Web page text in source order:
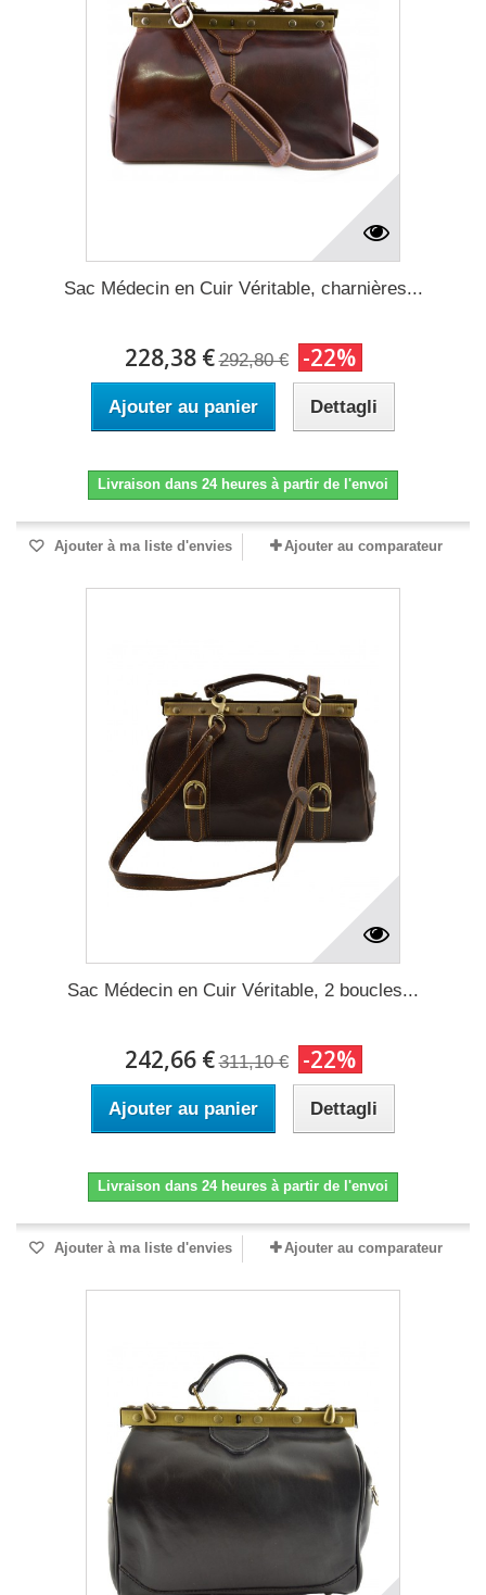
Sac Médecin en Cuir Véritable, charnières...
228,38 € 292,80 € -22%
Ajouter au panier Dettagli
Livraison dans 24 heures à partir de l'envoi
Ajouter à ma liste d'envies Ajouter au comparateur
Sac Médecin en Cuir Véritable, 2 boucles...
242,66 € 311,10 € -22%
Ajouter au panier Dettagli
Livraison dans 24 heures à partir de l'envoi
Ajouter à ma liste d'envies Ajouter au comparateur